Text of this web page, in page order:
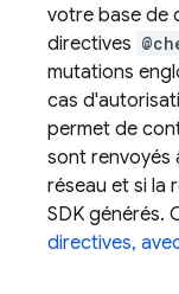
votre base de
directives
mutations
cas
permet de
sont renvoyés
réseau et si la
SDK générés.
directives,